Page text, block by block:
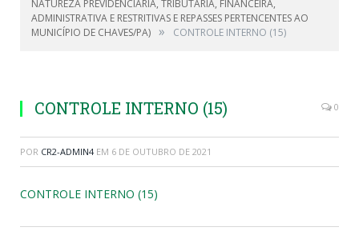
NATUREZA PREVIDENCIÁRIA, TRIBUTÁRIA, FINANCEIRA,
ADMINISTRATIVA E RESTRITIVAS E REPASSES PERTENCENTES AO
MUNICÍPIO DE CHAVES/PA) » CONTROLE INTERNO (15)
CONTROLE INTERNO (15) 0
POR CR2-ADMIN4 EM 6 DE OUTUBRO DE 2021
CONTROLE INTERNO (15)